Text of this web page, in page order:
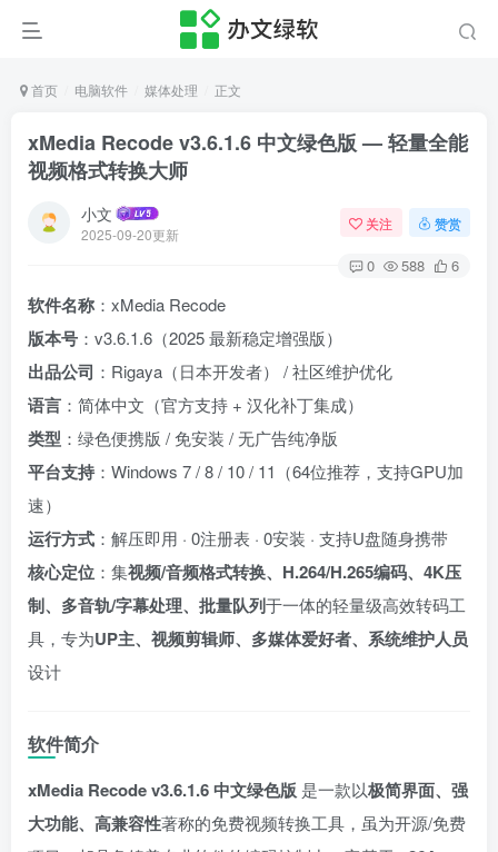
首页 电脑软件 媒体处理 正文
xMedia Recode v3.6.1.6 中文绿色版 — 轻量全能
视频格式转换大师
小文
2025-09-20更新
关注 赞赏
0 588 6
软件名称 ：xMedia Recode
版本号 ：v3.6.1.6（2025 最新稳定增强版）
出品公司 ：Rigaya（日本开发者） / 社区维护优化
语言 ：简体中文（官方支持 + 汉化补丁集成）
类型 ：绿色便携版 / 免安装 / 无广告纯净版
平台支持：Windows 7 / 8 / 10 / 11（64位推荐，支持GPU加
速）
运行方式 ：解压即用 · 0注册表 · 0安装 · 支持U盘随身携带
核心定位 ：集视频/音频格式转换、H.264/H.265编码、4K压
制、多音轨/字幕处理、批量队列于一体的轻量级高效转码工
具，专为UP主、视频剪辑师、多媒体爱好者、系统维护人员
设计
软件简介
xMedia Recode v3.6.1.6 中文绿色版 是一款以极简界面、强
大功能、高兼容性著称的免费视频转换工具，虽为开源/免费